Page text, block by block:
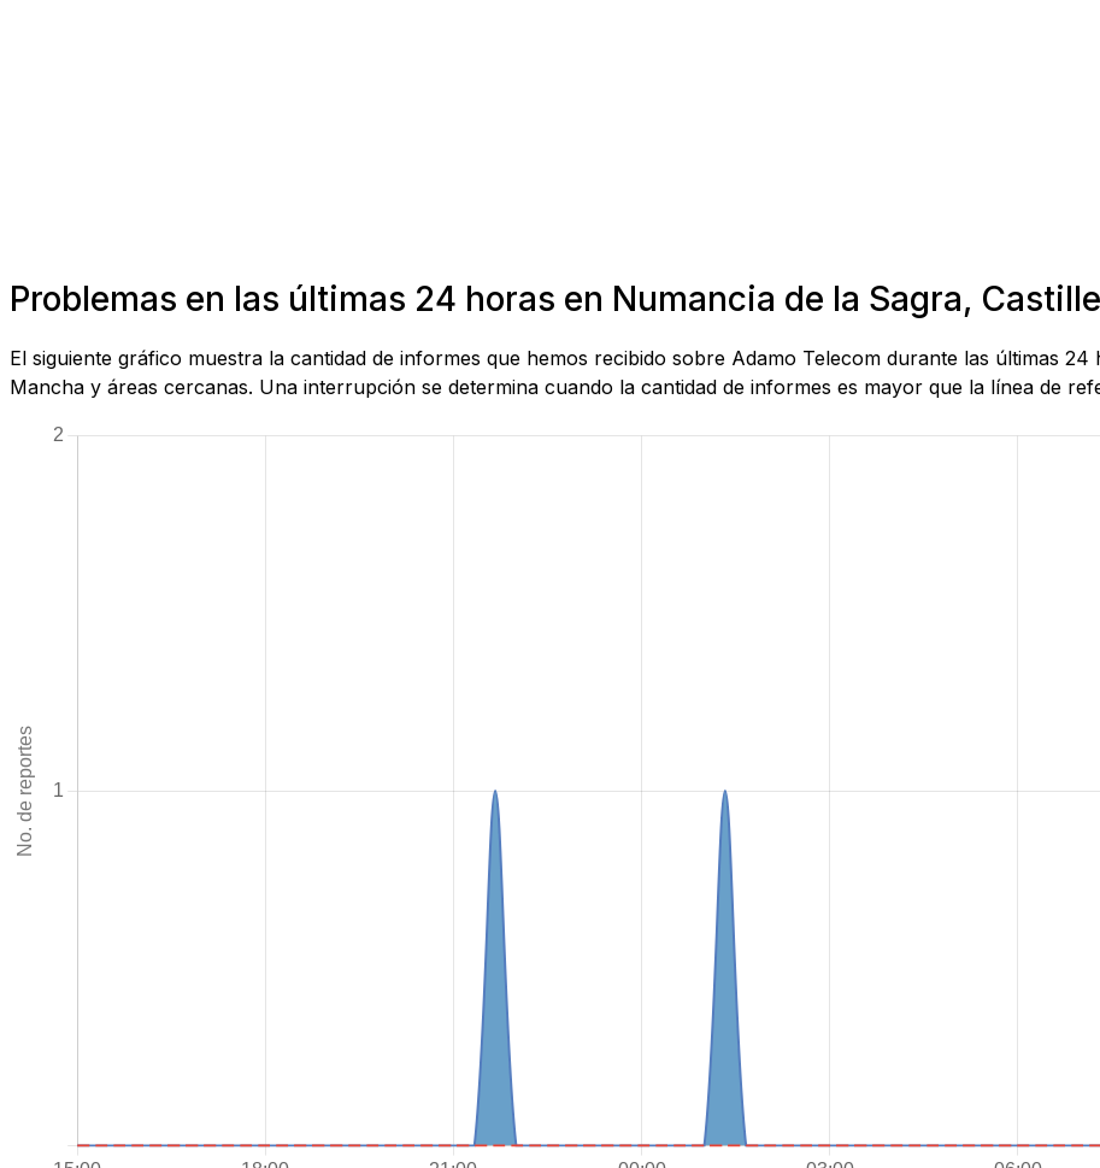
Problemas en las últimas 24 horas en Numancia de la Sagra,
El siguiente gráfico muestra la cantidad de informes que hemos recibido sobre Adamo Telecom durante las últimas
Mancha y áreas cercanas. Una interrupción se determina cuando la cantidad de informes es mayor que la línea de